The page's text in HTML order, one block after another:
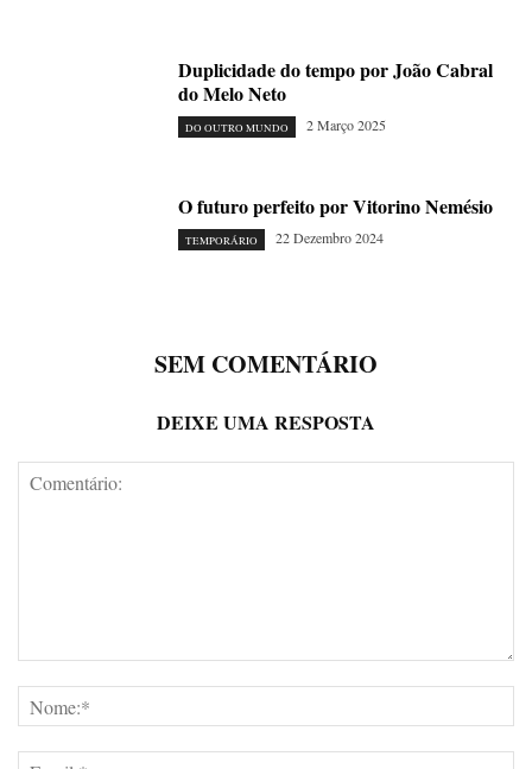
Duplicidade do tempo por João Cabral
do Melo Neto
DO OUTRO MUNDO 2 Março 2025
O futuro perfeito por Vitorino Nemésio
TEMPORÁRIO 22 Dezembro 2024
SEM COMENTÁRIO
DEIXE UMA RESPOSTA